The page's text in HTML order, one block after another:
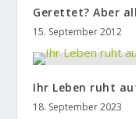
Gerettet? Aber
15. September 2012
Ihr Leben ruht
18. September 2023